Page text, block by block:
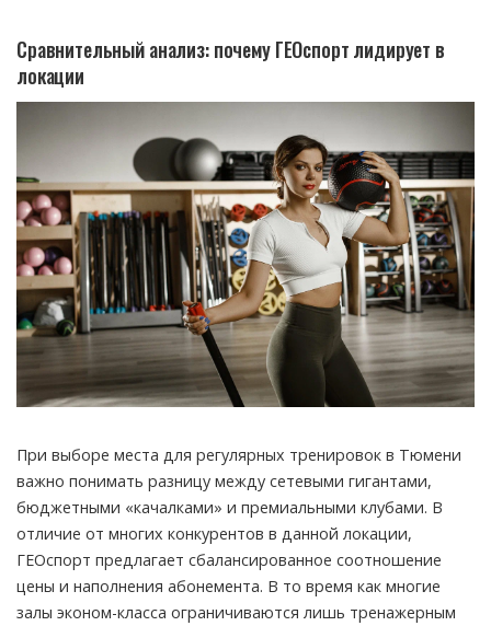
Сравнительный анализ: почему ГЕОспорт лидирует в
локации
При выборе места для регулярных тренировок в Тюмени
важно понимать разницу между сетевыми гигантами,
бюджетными «качалками» и премиальными клубами. В
отличие от многих конкурентов в данной локации,
ГЕОспорт предлагает сбалансированное соотношение
цены и наполнения абонемента. В то время как многие
залы эконом-класса ограничиваются лишь тренажерным